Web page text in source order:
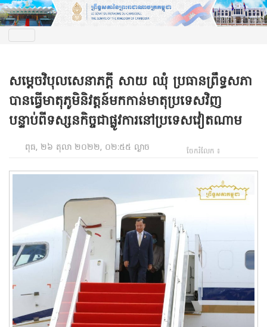
សម្តេចវិបុលសេនាភក្តី សាយ ឈុំ ប្រធានព្រឹទ្ធសភា
បានធ្វើមាតុភូមិនិវត្តន៍មកកាន់មាតុប្រទេសវិញ
បន្ទាប់ពីទស្សនកិច្ចជាផ្លូវការនៅប្រទេសវៀតណាម
ពុធ, ២៦ តុលា ២០២២, ០២:៥៥ ល្ងាច ចែករំលែក ៖